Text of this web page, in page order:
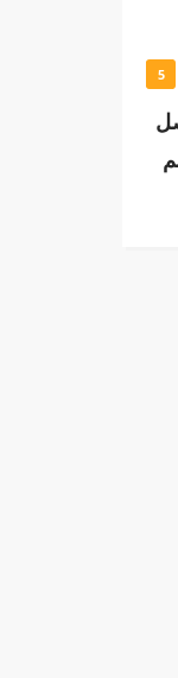
5
احصل